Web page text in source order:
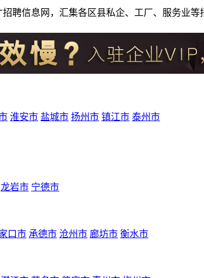
聘信息网，汇集各区县私企、工厂、服务业
淮安市 盐城市 扬州市 镇江市 泰州市
龙岩市 宁德市
口市 承德市 沧州市 廊坊市 衡水市